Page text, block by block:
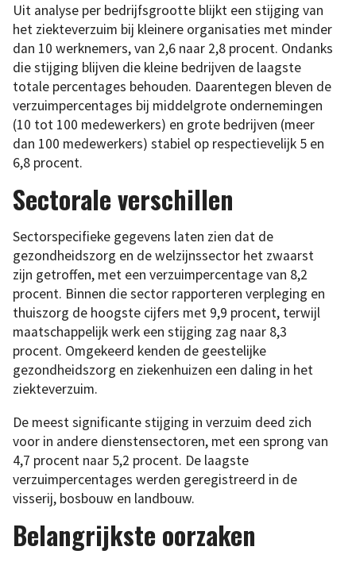
Uit analyse per bedrijfsgrootte blijkt een stijging van
het ziekteverzuim bij kleinere organisaties met minder
dan 10 werknemers, van 2,6 naar 2,8 procent. Ondanks
die stijging blijven die kleine bedrijven de laagste
totale percentages behouden. Daarentegen bleven de
verzuimpercentages bij middelgrote ondernemingen
(10 tot 100 medewerkers) en grote bedrijven (meer
dan 100 medewerkers) stabiel op respectievelijk 5 en
6,8 procent.
Sectorale verschillen
Sectorspecifieke gegevens laten zien dat de
gezondheidszorg en de welzijnssector het zwaarst
zijn getroffen, met een verzuimpercentage van 8,2
procent. Binnen die sector rapporteren verpleging en
thuiszorg de hoogste cijfers met 9,9 procent, terwijl
maatschappelijk werk een stijging zag naar 8,3
procent. Omgekeerd kenden de geestelijke
gezondheidszorg en ziekenhuizen een daling in het
ziekteverzuim.
De meest significante stijging in verzuim deed zich
voor in andere dienstensectoren, met een sprong van
4,7 procent naar 5,2 procent. De laagste
verzuimpercentages werden geregistreerd in de
visserij, bosbouw en landbouw.
Belangrijkste oorzaken